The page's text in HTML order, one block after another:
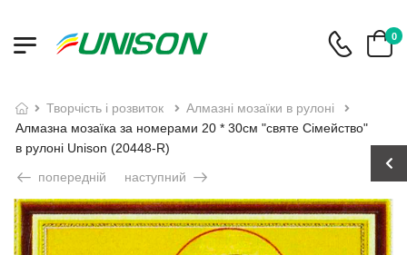
0
творчість і розвиток
алмазні мозаїки в рулоні
Алмазна мозаїка за номерами 20 * 30см "святе Сімейство"
в рулоні Unison (20448-R)
попередній
наступний